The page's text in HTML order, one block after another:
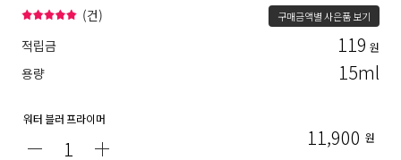
(건) 구매금액별 사은품 보기
적립금 119 원
용량 15ml
워터 블러 프라이머
11,900 원